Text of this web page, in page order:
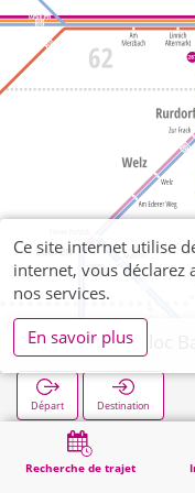
Recherche de trajet
SIG Combibloc
Départ Destination
Démarrage Recherche SIG
Ce site internet utilise
internet, vous
nos services.
En savoir plus